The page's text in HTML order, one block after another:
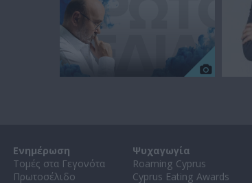
Ενημέρωση
Τομές στα Γεγονότα
Πρωτοσέλιδο
Ψυχαγωγία
Roaming Cyprus
Cyprus Eating Awards